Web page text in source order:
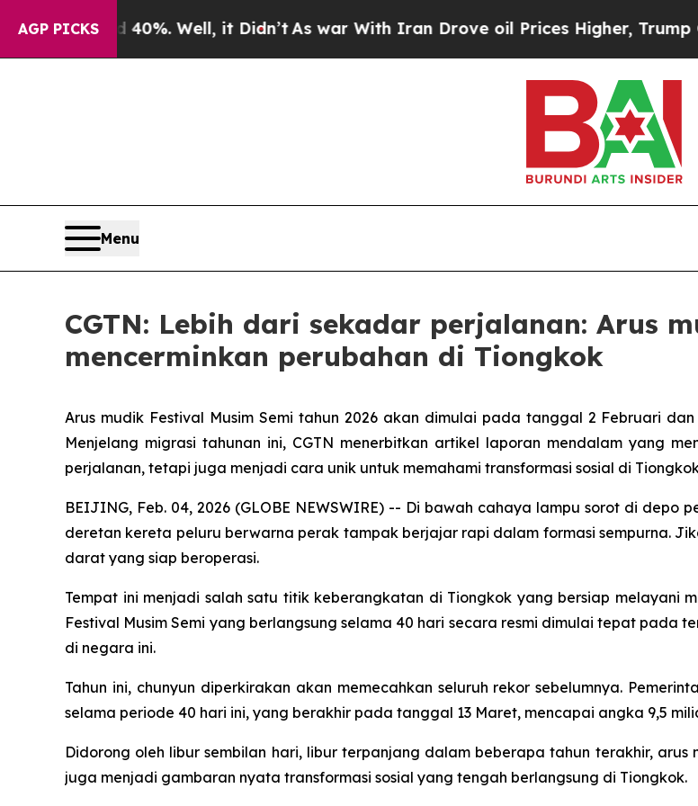
AGP PICKS
40%. Well, it Didn’tAs war With Iran Drove oil Prices Higher, Trump Gave
Menu
CGTN: Lebih dari sekadar perjalanan: Arus
mencerminkan perubahan di Tiongkok
Arus mudik Festival Musim Semi tahun 2026 akan dimulai pada tanggal 2 Februari
Menjelang migrasi tahunan ini, CGTN menerbitkan artikel laporan mendalam yang
perjalanan, tetapi juga menjadi cara unik untuk memahami transformasi sosial di
BEIJING, Feb. 04, 2026 (GLOBE NEWSWIRE) -- Di bawah cahaya lampu sorot di
deretan kereta peluru berwarna perak tampak berjajar rapi dalam formasi sempurna.
darat yang siap beroperasi.
Tempat ini menjadi salah satu titik keberangkatan di Tiongkok yang bersiap melayani
Festival Musim Semi yang berlangsung selama 40 hari secara resmi dimulai tepat pada
di negara ini.
Tahun ini, chunyun diperkirakan akan memecahkan seluruh rekor sebelumnya.
selama periode 40 hari ini, yang berakhir pada tanggal 13 Maret, mencapai angka 9,5
Didorong oleh libur sembilan hari, libur terpanjang dalam beberapa tahun terakhir,
juga menjadi gambaran nyata transformasi sosial yang tengah berlangsung di Tiongkok.